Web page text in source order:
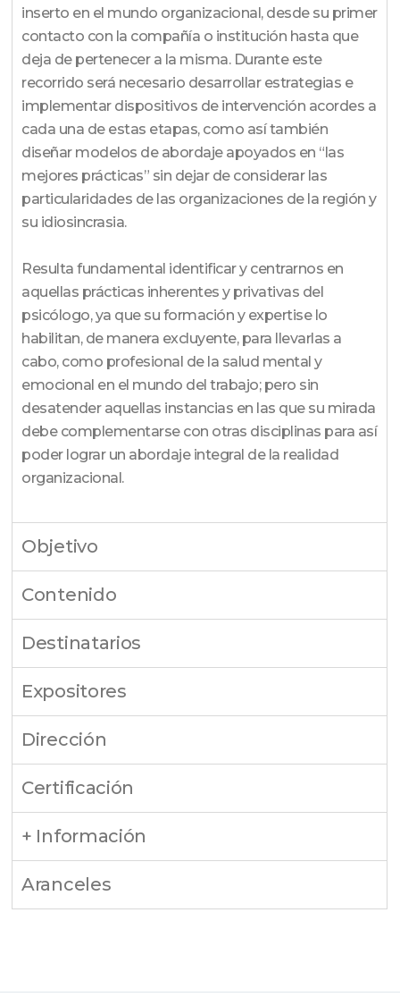
inserto en el mundo organizacional, desde su primer
contacto con la compañía o institución hasta que
deja de pertenecer a la misma. Durante este
recorrido será necesario desarrollar estrategias e
implementar dispositivos de intervención acordes a
cada una de estas etapas, como así también
diseñar modelos de abordaje apoyados en “las
mejores prácticas” sin dejar de considerar las
particularidades de las organizaciones de la región y
su idiosincrasia.
Resulta fundamental identificar y centrarnos en
aquellas prácticas inherentes y privativas del
psicólogo, ya que su formación y expertise lo
habilitan, de manera excluyente, para llevarlas a
cabo, como profesional de la salud mental y
emocional en el mundo del trabajo; pero sin
desatender aquellas instancias en las que su mirada
debe complementarse con otras disciplinas para así
poder lograr un abordaje integral de la realidad
organizacional.
Objetivo
Contenido
Destinatarios
Expositores
Dirección
Certificación
+ Información
Aranceles